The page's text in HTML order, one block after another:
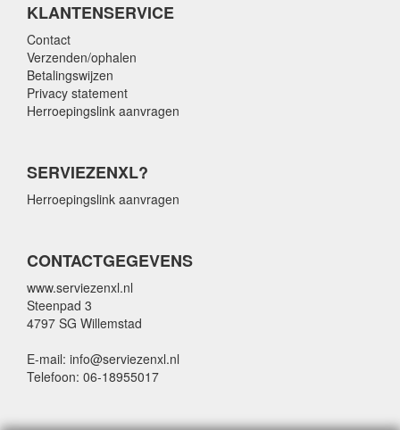
KLANTENSERVICE
Contact
Verzenden/ophalen
Betalingswijzen
Privacy statement
Herroepingslink aanvragen
SERVIEZENXL?
Herroepingslink aanvragen
CONTACTGEGEVENS
www.serviezenxl.nl
Steenpad 3
4797 SG Willemstad
E-mail: info@serviezenxl.nl
Telefoon: 06-18955017